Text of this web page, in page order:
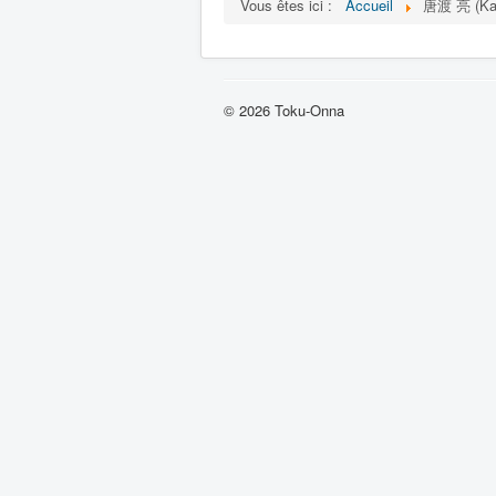
Vous êtes ici : Accueil 唐渡 亮
© 2026 Toku-Onna